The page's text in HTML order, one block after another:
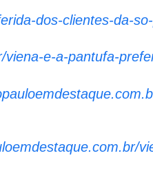
dos-clientes-da-
e-a-pantufa-